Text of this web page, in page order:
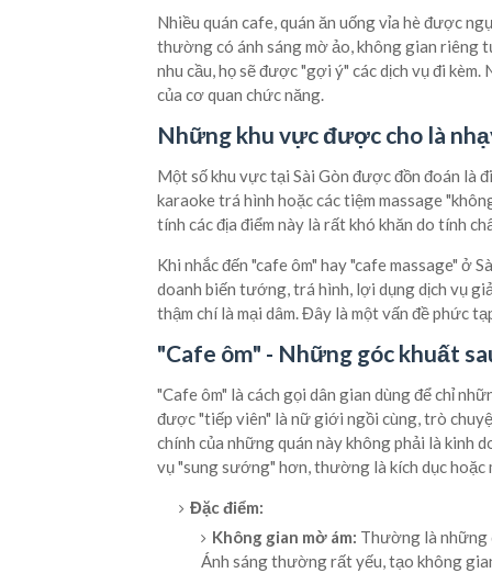
Nhiều quán cafe, quán ăn uống vỉa hè được
thường có ánh sáng mờ ảo, không gian riêng
nhu cầu, họ sẽ được "gợi ý" các dịch vụ đi
của cơ quan chức năng.
Những khu vực được cho là
Một số khu vực tại Sài Gòn được đồn đoán là
karaoke trá hình hoặc các tiệm massage
tính các địa điểm này là rất khó khăn do tính
Khi nhắc đến "cafe ôm" hay "cafe massage"
doanh biến tướng, trá hình, lợi dụng dịch vụ
thậm chí là mại dâm. Đây là một vấn đề phức
"Cafe ôm" - Những góc khuất
"Cafe ôm" là cách gọi dân gian dùng để chỉ
được "tiếp viên" là nữ giới ngồi cùng, trò
chính của những quán này không phải là kinh
vụ "sung sướng" hơn, thường là kích dục hoặc
Đặc điểm:
Không gian mờ ám: Thường là những
Ánh sáng thường rất yếu, tạo không